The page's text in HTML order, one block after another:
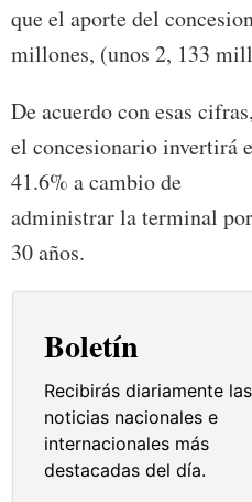
que el aporte del
millones, (unos 2, 133
De acuerdo con esas cifras,
el concesionario invertirá
41.6% a cambio de
administrar la terminal por
30 años.
Boletín
Recibirás diariamente las
noticias nacionales e
internacionales más
destacadas del día.